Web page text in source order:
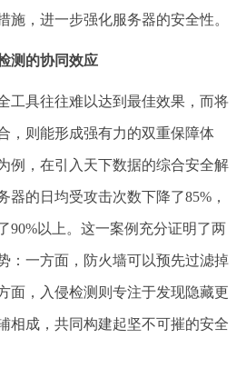
施，进一步强化服务器的安全性。
测的协同效应
工具往往难以达到最佳效果，而将
，则能形成强有力的双重保障体
例，在引入天下数据的综合安全解
器的日均受攻击次数下降了85%，
90%以上。这一案例充分证明了两
：一方面，防火墙可以预先过滤掉
面，入侵检测则专注于发现隐藏更
相成，共同构建起坚不可摧的安全